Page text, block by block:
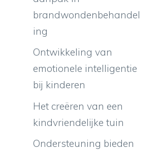
brandwondenbehandel
ing
Ontwikkeling van
emotionele intelligentie
bij kinderen
Het creëren van een
kindvriendelijke tuin
Ondersteuning bieden